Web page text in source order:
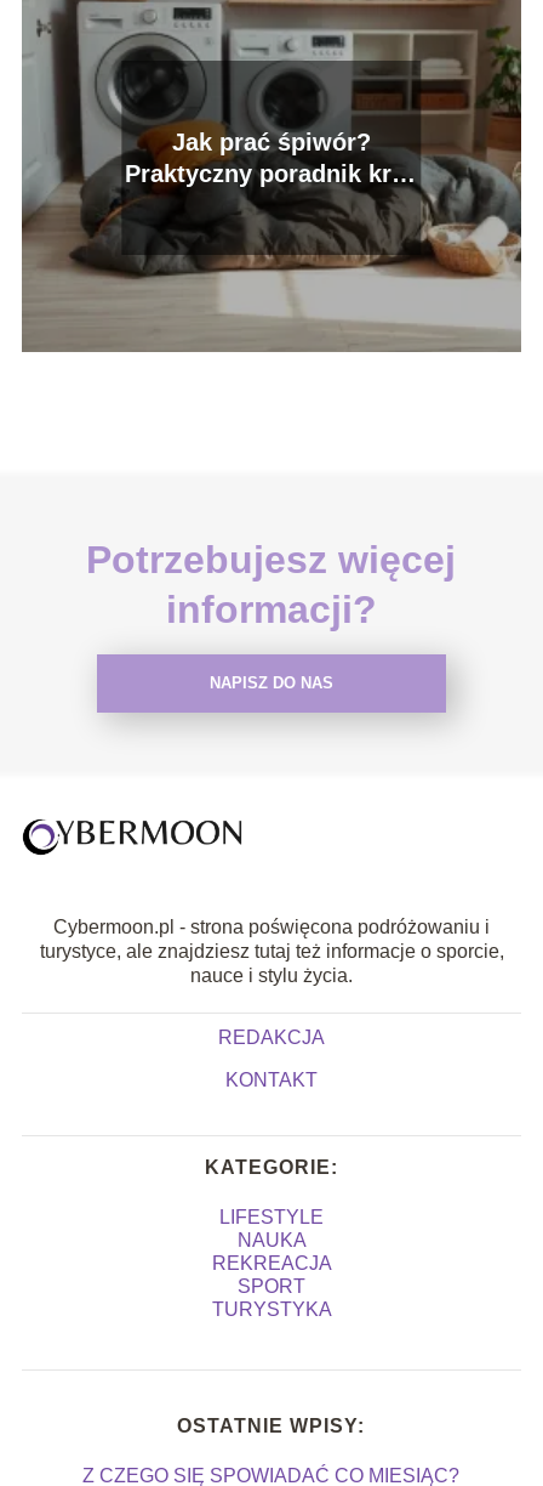
Jak prać śpiwór?
Praktyczny poradnik krok
po kroku
Potrzebujesz więcej
informacji?
NAPISZ DO NAS
Cybermoon.pl - strona poświęcona podróżowaniu i
turystyce, ale znajdziesz tutaj też informacje o sporcie,
nauce i stylu życia.
REDAKCJA
KONTAKT
KATEGORIE:
LIFESTYLE
NAUKA
REKREACJA
SPORT
TURYSTYKA
OSTATNIE WPISY:
Z CZEGO SIĘ SPOWIADAĆ CO MIESIĄC?